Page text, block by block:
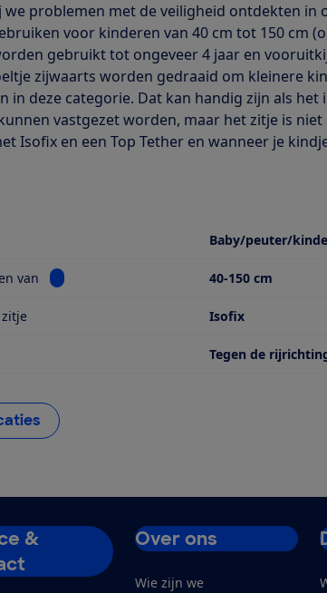
we problemen met de veiligheid ontdekten
voor kinderen van 40 cm tot 150 cm
gebruikt tot ongeveer 4 jaar en
zijwaarts worden gedraaid om kleinere
in deze categorie. Dat kan handig zijn als
vastgezet worden, maar het zitje is
Isofix en een Top Tether en wanneer je
voor Soort Baby/peuter/
van Bekijk informatie voor Geschikt voor
40-150 cm
Isofix
voor Kijkrichting Tegen de
&
Over ons
Wie zijn we